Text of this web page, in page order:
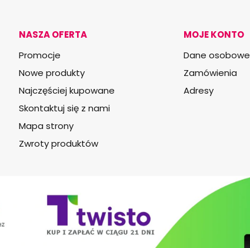
NASZA OFERTA
Promocje
Nowe produkty
Najczęściej kupowane
Skontaktuj się z nami
Mapa strony
Zwroty produktów
MOJE KONTO
Dane osobowe
Zamówienia
Adresy